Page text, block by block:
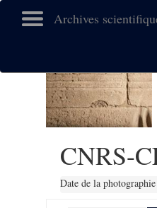
Archives
CNRS-
Date de la